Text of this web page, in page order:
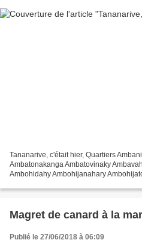
Tananarive, c'était hier, Quartiers
Ambatonakanga Ambatovinaky
Ambohidahy Ambohijanahary
Ampefiloha Analakely Analamanga
Magret de canard à la
Publié le 27/06/2018 à 06:09